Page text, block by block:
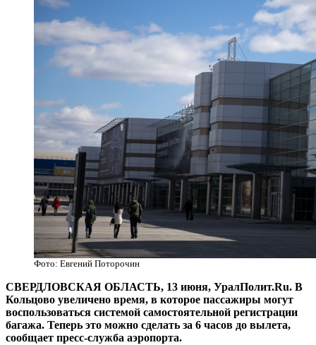
Фото: Евгений Поторочин
СВЕРДЛОВСКАЯ ОБЛАСТЬ, 13 июня, УралПолит.Ru. В
Кольцово увеличено время, в которое пассажиры могут
воспользоваться системой самостоятельной регистрации
багажа. Теперь это можно сделать за 6 часов до вылета,
сообщает пресс-служба аэропорта.